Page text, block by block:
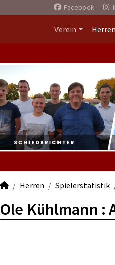
Facebook
Verein Herren
Herren Spielerstatistik
Ole Kühlmann :